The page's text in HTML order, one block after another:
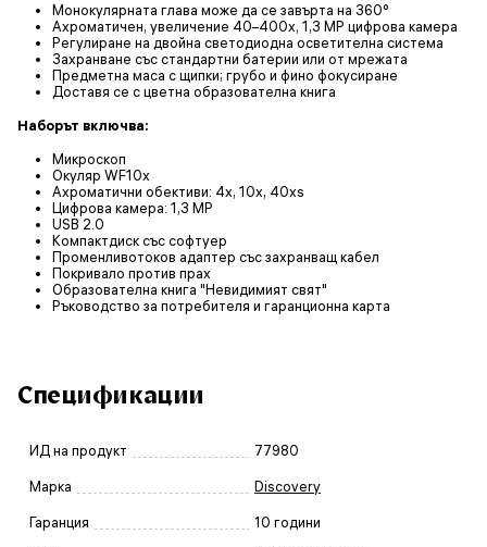
Монокулярната глава може да се завърта на 360°
Ахроматичен, увеличение 40–400x, 1,3 MP цифрова камера
Регулиране на двойна светодиодна осветителна система
Захранване със стандартни батерии или от мрежата
Предметна маса с щипки; грубо и фино фокусиране
Доставя се с цветна образователна книга
Наборът включва:
Микроскоп
Окуляр WF10x
Ахроматични обективи: 4x, 10x, 40xs
Цифрова камера: 1,3 MP
USB 2.0
Компактдиск със софтуер
Променливотоков адаптер със захранващ кабел
Покривало против прах
Образователна книга "Невидимият свят"
Ръководство за потребителя и гаранционна карта
Спецификации
ИД на продукт 77980
Марка Discovery
Гаранция 10 години